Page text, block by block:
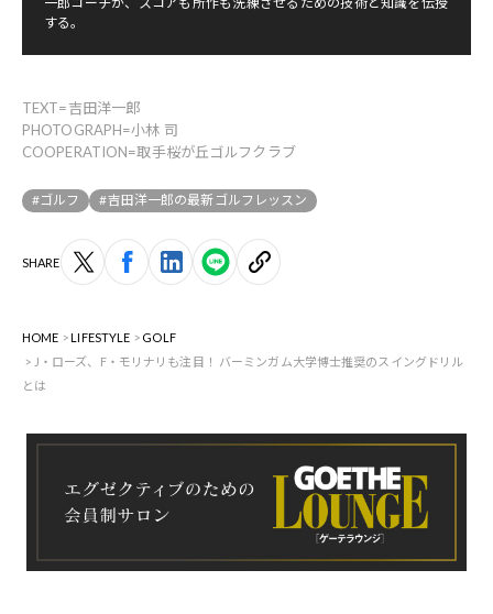
する。
TEXT=吉田洋一郎
PHOTOGRAPH=小林 司
COOPERATION=取手桜が丘ゴルフクラブ
#ゴルフ #吉田洋一郎の最新ゴルフレッスン
SHARE
HOME LIFESTYLE
GOLF
J・ローズ、F・モリナリも注目！ バーミンガム大学博士推奨のスイングドリル
とは